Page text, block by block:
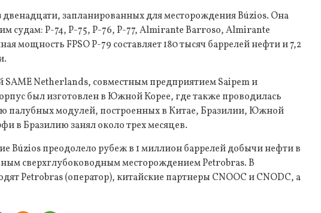
двенадцати, запланированных для месторождения Búzios. Она
судам: P-74, P-75, P-76, P-77, Almirante Barroso, Almirante
мощность FPSO P-79 составляет 180 тысяч баррелей нефти и 7,2
Netherlands, совместным предприятием Saipem и
был изготовлен в Южной Корее, где также проводилась
палубных модулей, построенных в Китае, Бразилии, Южной
в Бразилию занял около трех месяцев.
Búzios преодолело рубеж в 1 миллион баррелей добычи нефти в
сверхглубоководным месторождением Petrobras. В
Petrobras (оператор), китайские партнеры CNOOC и CNODC, а